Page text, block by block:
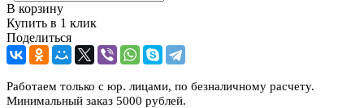
В корзину
Купить в 1 клик
Поделиться
Работаем только с юр. лицами, по безналичному расчету.
Минимальный заказ 5000 рублей.